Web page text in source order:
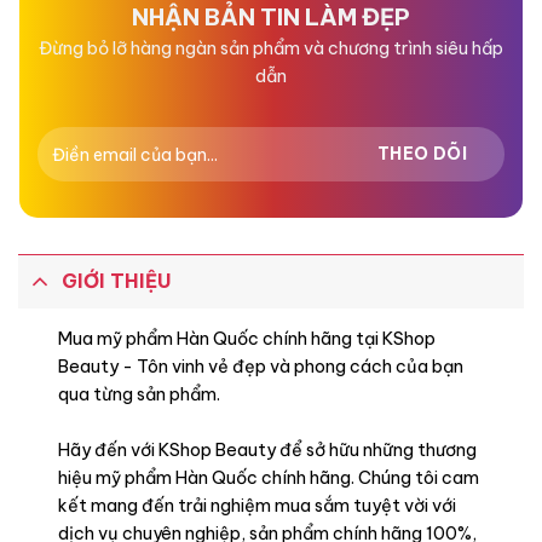
NHẬN BẢN TIN LÀM ĐẸP
Đừng bỏ lỡ hàng ngàn sản phẩm và chương trình siêu hấp
dẫn
GIỚI THIỆU
Mua mỹ phẩm Hàn Quốc chính hãng tại KShop
Beauty - Tôn vinh vẻ đẹp và phong cách của bạn
qua từng sản phẩm.
Hãy đến với KShop Beauty để sở hữu những thương
hiệu mỹ phẩm Hàn Quốc chính hãng. Chúng tôi cam
kết mang đến trải nghiệm mua sắm tuyệt vời với
dịch vụ chuyên nghiệp, sản phẩm chính hãng 100%,